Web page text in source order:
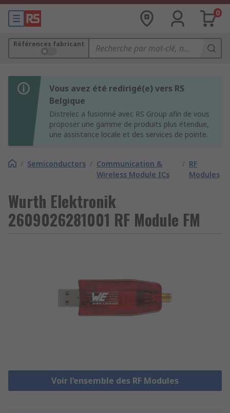
0
Références fabricant
Vous avez été redirigé(e) vers RS
Belgique
Distrelec a fusionné avec RS Group afin de vous
proposer une gamme de produits plus étendue,
une assistance locale et des services de pointe.
/ Semiconductors / Communication &
Wireless Module ICs
/ RF
Modules
Wurth Elektronik
2609026281001 RF Module FM
Voir l’ensemble des RF Modules